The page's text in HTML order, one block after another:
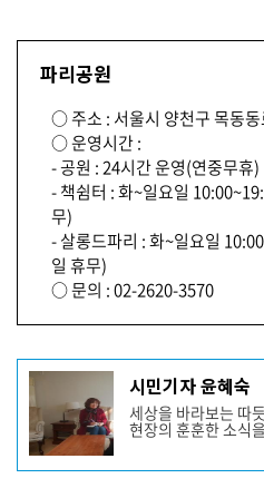
파리공원
○ 주소 : 서울시 양천구 목동
○ 운영시간 :
- 공원 : 24시간 운영(연중무휴)
- 책쉼터 : 화~일요일
무)
- 살롱드파리 : 화~일요일
일 휴무)
○ 문의 : 02-2620-3570
기
사
작
성
자
프
시민기자 윤혜숙
세상을 바라보는 따
현장의 훈훈한 소식